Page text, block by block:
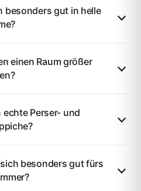
besonders gut in helle
einen Raum größer
Perser- und
besonders gut fürs